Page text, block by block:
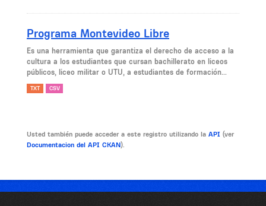
Programa Montevideo Libre
Es una herramienta que garantiza el derecho de acceso a la
cultura a los estudiantes que cursan bachillerato en liceos
públicos, liceo militar o UTU, a estudiantes de formación...
TXT CSV
Usted también puede acceder a este registro utilizando la API (ver
Documentacion del API CKAN).